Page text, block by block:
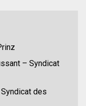
– Syndicat
des